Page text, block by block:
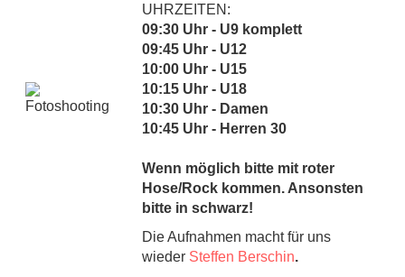
UHRZEITEN:
09:30 Uhr - U9 komplett
09:45 Uhr - U12
10:00 Uhr - U15
10:15 Uhr - U18
10:30 Uhr - Damen
10:45 Uhr - Herren 30
Wenn möglich bitte mit roter
Hose/Rock kommen. Ansonsten
bitte in schwarz!
Die Aufnahmen macht für uns
wieder Steffen Berschin.